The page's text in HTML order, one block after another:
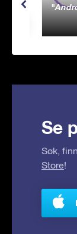
Se
Søk,
Store!